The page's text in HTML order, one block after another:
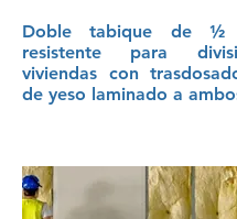
Doble tabique de ½
resistente para
viviendas con
de yeso laminado a